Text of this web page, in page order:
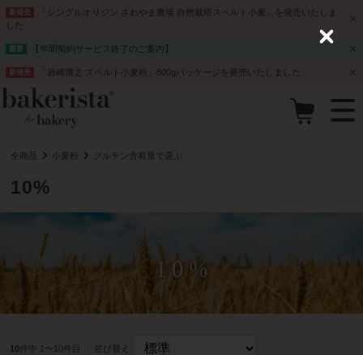
新発売
「シングルオリジン さわやま農場 自然栽培スペルト小麦」を発売いたしま
した
重要 【年間契約サービス終了のご案内】
新発売 「岩崎博之 スペルト小麦粉」800gパッケージを発売いたしました
全商品 小麦粉 グルテン含有量で選ぶ
10%
10 件中 1〜10件目 並び替え
C